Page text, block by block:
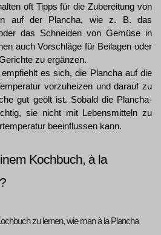
oft Tipps für die Zubereitung von
auf der Plancha, wie z. B. das
das Schneiden von Gemüse in
auch Vorschläge für Beilagen oder
zu ergänzen.
es sich, die Plancha auf die
vorzuheizen und darauf zu
gut geölt ist. Sobald die Plancha-
sie nicht mit Lebensmitteln zu
beeinflussen kann.
Kochbuch, à la
zu lernen, wie man à la Plancha